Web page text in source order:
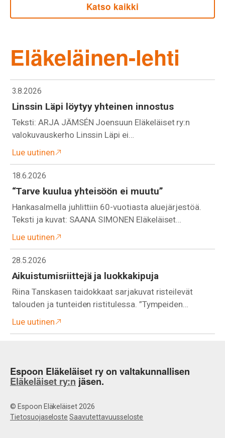
Katso kaikki
Eläkeläinen-lehti
3.8.2026
Linssin Läpi löytyy yhteinen innostus
Teksti: ARJA JÄMSÉN Joensuun Eläkeläiset ry:n
valokuvauskerho Linssin Läpi ei…
Lue uutinen
18.6.2026
“Tarve kuulua yhteisöön ei muutu”
Hankasalmella juhlittiin 60-vuotiasta aluejärjestöä.
Teksti ja kuvat: SAANA SIMONEN Eläkeläiset…
Lue uutinen
28.5.2026
Aikuistumisriittejä ja luokkakipuja
Riina Tanskasen taidokkaat sarjakuvat risteilevät
talouden ja tunteiden ristitulessa. ”Tympeiden…
Lue uutinen
Espoon Eläkeläiset ry on valtakunnallisen
Eläkeläiset ry:n jäsen.
© Espoon Eläkeläiset 2026
Tietosuojaseloste Saavutettavuusseloste